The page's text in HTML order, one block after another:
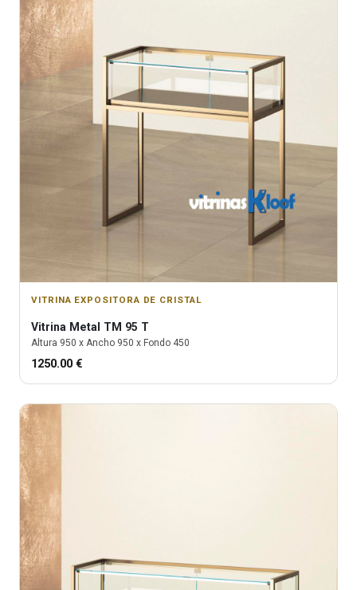
VITRINA EXPOSITORA DE CRISTAL
Vitrina Metal TM 95 T
Altura 950 x Ancho 950 x Fondo 450
1250.00 €